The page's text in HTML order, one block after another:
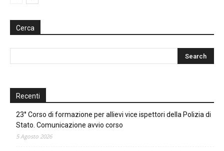
Cerca
Recenti
23° Corso di formazione per allievi vice ispettori della Polizia di
Stato. Comunicazione avvio corso
5 Agosto 2026